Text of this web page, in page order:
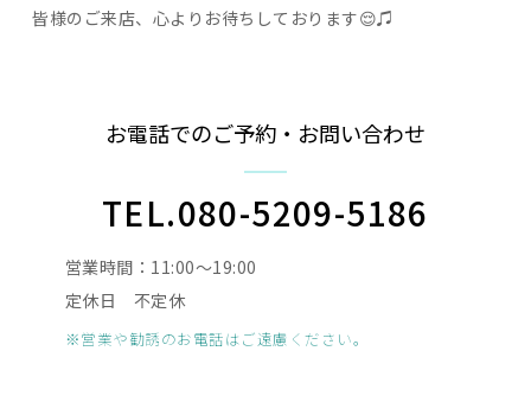
皆様のご来店、心よりお待ちしております😌♫
お電話でのご予約・お問い合わせ
TEL.080-5209-5186
営業時間：11:00〜19:00
定休日 不定休
※営業や勧誘のお電話はご遠慮ください。